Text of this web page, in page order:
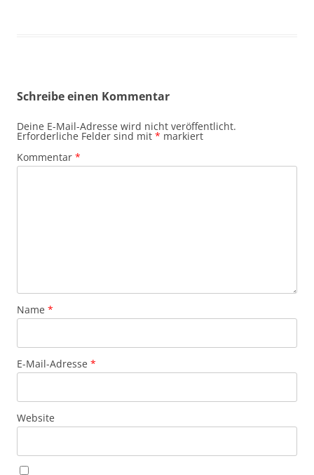
Schreibe einen Kommentar
Deine E-Mail-Adresse wird nicht veröffentlicht.
Erforderliche Felder sind mit * markiert
Kommentar *
Name *
E-Mail-Adresse *
Website